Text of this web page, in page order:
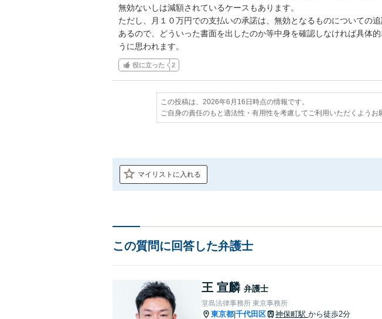
無効ないしは減額されているケースもあります。
ただし、月１０万円での支払いの承諾は、無効となるものについての
あるので、どういった書面を出したのか等中身を確認しなければ具体
うに思われます。
役に立った 2
この投稿は、2026年6月16日時点の情報です。
ご自身の責任のもと適法性・有用性を考慮してご利用いただくようお
マイリストに入れる
この質問に回答した弁護士
王 宣麟 弁護士
堂島法律事務所 東京事務所
東京都 千代田区 神保町駅 から徒歩2分